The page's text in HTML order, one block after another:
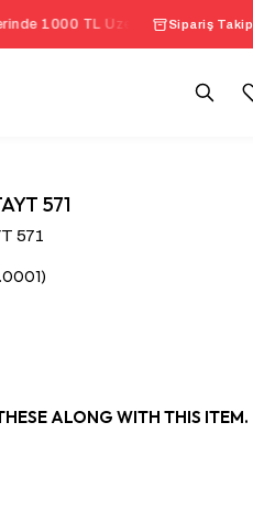
TL Üzeri Sepette %10 İndirim
Sipariş Takip
571
571
ALONG WITH THIS ITEM.